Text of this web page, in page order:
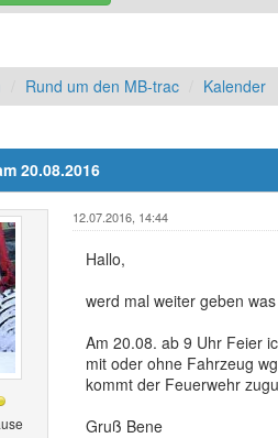
Rund um den MB-trac Kalender
20.08.2016
12.07.2016, 14:44
Hallo,
werd mal weiter geben
Am 20.08. ab 9 Uhr Feier
mit oder ohne Fahrzeug
kommt der Feuerwehr
Gruß Bene